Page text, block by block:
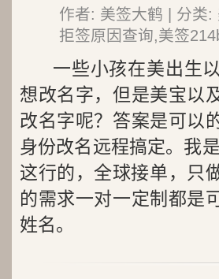
作者: 美签大鹤 | 分类:
拒签原因查询,美签
一些小孩在美出生
想改名字，但是美宝以
改名字呢？答案是可以
身份改名远程搞定。我
这行的，全球接单，只
的需求一对一定制都是
姓名。